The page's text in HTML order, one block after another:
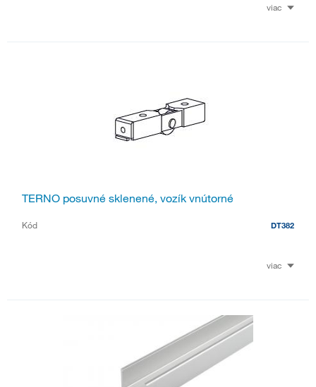
viac
TERNO posuvné sklenené, vozík vnútorné
Kód DT382
viac